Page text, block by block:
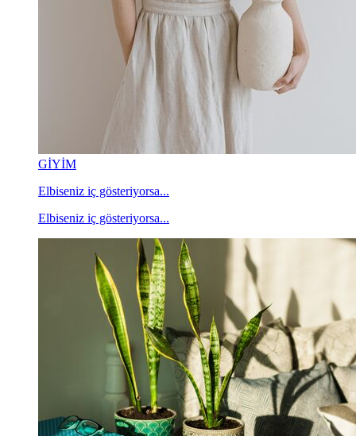
GİYİM
Elbiseniz iç gösteriyorsa...
Elbiseniz iç gösteriyorsa...